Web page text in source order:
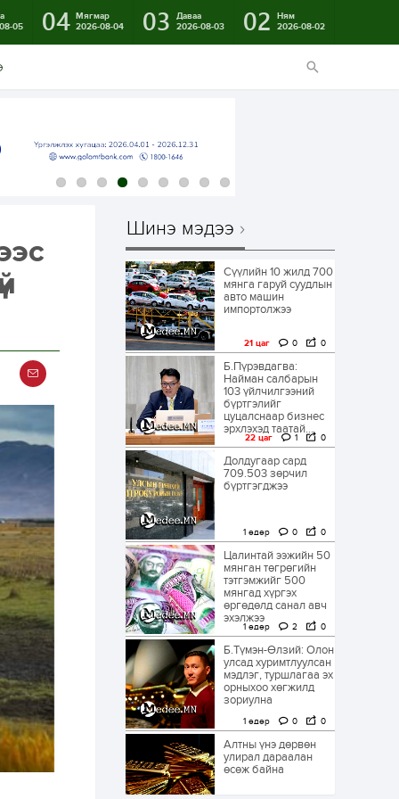
05
04 Мягмар
2026-08-04
03
Даваа
2026-08-03
02
Ням
2026-08-02
Шинэ мэдээ
Сүүлийн 10 жилд 700
мянга гаруй суудлын
авто машин
импортолжээ
21 цаг 0 0
Б.Пүрэвдагва:
Найман салбарын
103 үйлчилгээний
бүртгэлийг
цуцалснаар бизнес
эрхлэхэд таатай...
22 цаг 1 0
Долдугаар сард
709.503 зөрчил
бүртгэгджээ
1 өдөр 0 0
Цалинтай ээжийн 50
мянган төгрөгийн
тэтгэмжийг 500
мянгад хүргэх
өргөдөлд санал авч
эхэлжээ
1 өдөр 2 0
Б.Түмэн-Өлзий: Олон
улсад хуримтлуулсан
мэдлэг, туршлагаа эх
орныхоо хөгжилд
зориулна
1 өдөр 0 0
Алтны үнэ дөрвөн
улирал дараалан
өсөж байна